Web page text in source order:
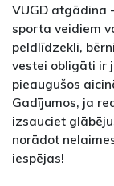
VUGD atgādina
sporta veidiem
peldlīdzekli,
vestei obligāti ir
pieaugušos
Gadījumos, ja
izsauciet
norādot
iespējas!